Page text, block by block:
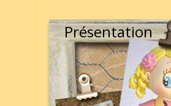
Présentation